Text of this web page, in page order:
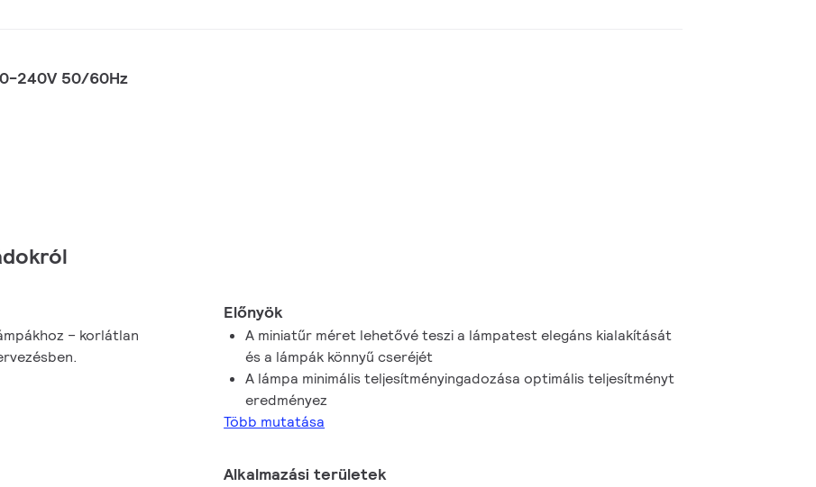
240V 50/60Hz
– korlátlan
Előnyök
A miniatűr méret lehetővé teszi a lámpatest elegáns kialakítását
és a lámpák könnyű cseréjét
A lámpa minimális teljesítményingadozása optimális teljesítményt
eredményez
Több mutatása
Alkalmazási területek